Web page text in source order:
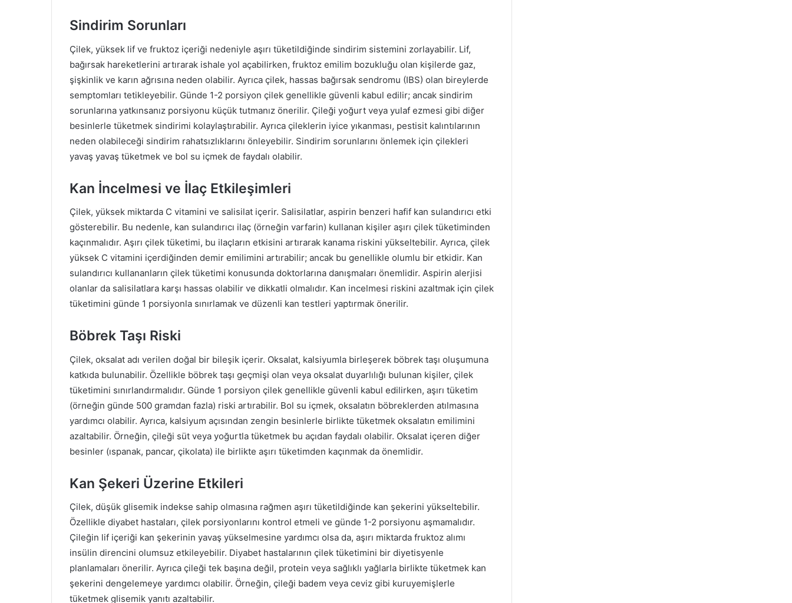
Sindirim Sorunları
Çilek, yüksek lif ve fruktoz içeriği nedeniyle aşırı tüketildiğinde sindirim sistemini zorlayabilir. Lif,
bağırsak hareketlerini artırarak ishale yol açabilirken, fruktoz emilim bozukluğu olan kişilerde gaz,
şişkinlik ve karın ağrısına neden olabilir. Ayrıca çilek, hassas bağırsak sendromu (IBS) olan bireylerde
semptomları tetikleyebilir. Günde 1-2 porsiyon çilek genellikle güvenli kabul edilir; ancak sindirim
sorunlarına yatkınsanız porsiyonu küçük tutmanız önerilir. Çileği yoğurt veya yulaf ezmesi gibi diğer
besinlerle tüketmek sindirimi kolaylaştırabilir. Ayrıca çileklerin iyice yıkanması, pestisit kalıntılarının
neden olabileceği sindirim rahatsızlıklarını önleyebilir. Sindirim sorunlarını önlemek için çilekleri
yavaş yavaş tüketmek ve bol su içmek de faydalı olabilir.
Kan İncelmesi ve İlaç Etkileşimleri
Çilek, yüksek miktarda C vitamini ve salisilat içerir. Salisilatlar, aspirin benzeri hafif kan sulandırıcı etki
gösterebilir. Bu nedenle, kan sulandırıcı ilaç (örneğin varfarin) kullanan kişiler aşırı çilek tüketiminden
kaçınmalıdır. Aşırı çilek tüketimi, bu ilaçların etkisini artırarak kanama riskini yükseltebilir. Ayrıca, çilek
yüksek C vitamini içerdiğinden demir emilimini artırabilir; ancak bu genellikle olumlu bir etkidir. Kan
sulandırıcı kullananların çilek tüketimi konusunda doktorlarına danışmaları önemlidir. Aspirin alerjisi
olanlar da salisilatlara karşı hassas olabilir ve dikkatli olmalıdır. Kan incelmesi riskini azaltmak için çilek
tüketimini günde 1 porsiyonla sınırlamak ve düzenli kan testleri yaptırmak önerilir.
Böbrek Taşı Riski
Çilek, oksalat adı verilen doğal bir bileşik içerir. Oksalat, kalsiyumla birleşerek böbrek taşı oluşumuna
katkıda bulunabilir. Özellikle böbrek taşı geçmişi olan veya oksalat duyarlılığı bulunan kişiler, çilek
tüketimini sınırlandırmalıdır. Günde 1 porsiyon çilek genellikle güvenli kabul edilirken, aşırı tüketim
(örneğin günde 500 gramdan fazla) riski artırabilir. Bol su içmek, oksalatın böbreklerden atılmasına
yardımcı olabilir. Ayrıca, kalsiyum açısından zengin besinlerle birlikte tüketmek oksalatın emilimini
azaltabilir. Örneğin, çileği süt veya yoğurtla tüketmek bu açıdan faydalı olabilir. Oksalat içeren diğer
besinler (ıspanak, pancar, çikolata) ile birlikte aşırı tüketimden kaçınmak da önemlidir.
Kan Şekeri Üzerine Etkileri
Çilek, düşük glisemik indekse sahip olmasına rağmen aşırı tüketildiğinde kan şekerini yükseltebilir.
Özellikle diyabet hastaları, çilek porsiyonlarını kontrol etmeli ve günde 1-2 porsiyonu aşmamalıdır.
Çileğin lif içeriği kan şekerinin yavaş yükselmesine yardımcı olsa da, aşırı miktarda fruktoz alımı
insülin direncini olumsuz etkileyebilir. Diyabet hastalarının çilek tüketimini bir diyetisyenle
planlamaları önerilir. Ayrıca çileği tek başına değil, protein veya sağlıklı yağlarla birlikte tüketmek kan
şekerini dengelemeye yardımcı olabilir. Örneğin, çileği badem veya ceviz gibi kuruyemişlerle
tüketmek glisemik yanıtı azaltabilir.